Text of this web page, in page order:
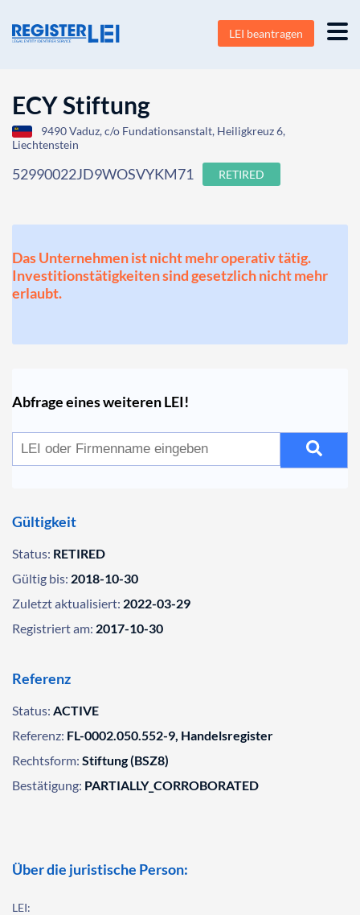
LEI beantragen
ECY Stiftung
9490 Vaduz, c/o Fundationsanstalt, Heiligkreuz 6,
Liechtenstein
52990022JD9WOSVYKM71 RETIRED
Das Unternehmen ist nicht mehr operativ tätig.
Investitionstätigkeiten sind gesetzlich nicht mehr
erlaubt.
Abfrage eines weiteren LEI!
Gültigkeit
Status: RETIRED
Gültig bis: 2018-10-30
Zuletzt aktualisiert: 2022-03-29
Registriert am: 2017-10-30
Referenz
Status: ACTIVE
Referenz: FL-0002.050.552-9, Handelsregister
Rechtsform: Stiftung (BSZ8)
Bestätigung: PARTIALLY_CORROBORATED
Über die juristische Person:
LEI: